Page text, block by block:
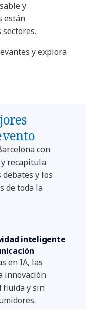
y
están
y explora
con
recapitula
y los
de toda la
inteligente
en IA, las
innovación
fluida y sin